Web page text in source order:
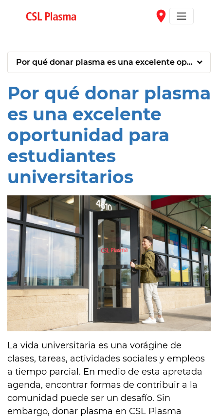
place
Por qué donar plasma es una excelente
Por qué donar plasma
es una excelente
oportunidad para
estudiantes
universitarios
La vida universitaria es una vorágine de
clases, tareas, actividades sociales y empleos
a tiempo parcial. En medio de esta apretada
agenda, encontrar formas de contribuir a la
comunidad puede ser un desafío. Sin
embargo, donar plasma en CSL Plasma